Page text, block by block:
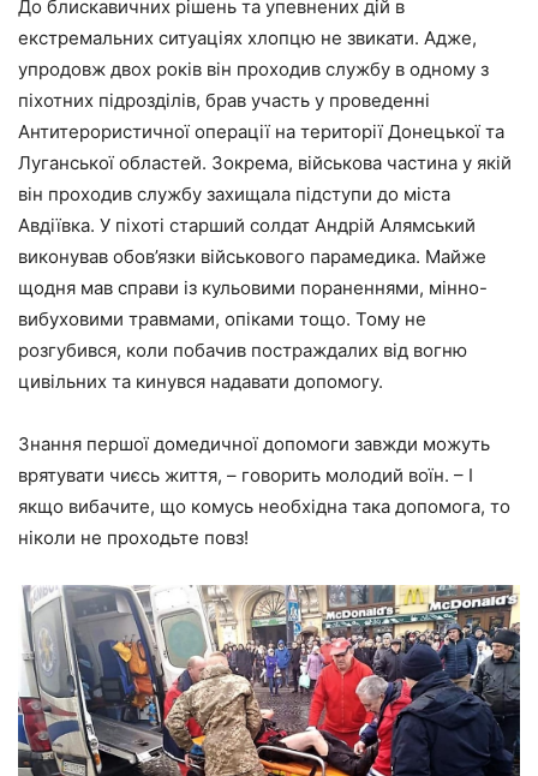
До блискавичних рішень та упевнених дій в
екстремальних ситуаціях хлопцю не звикати. Адже,
упродовж двох років він проходив службу в одному з
піхотних підрозділів, брав участь у проведенні
Антитерористичної операції на території Донецької та
Луганської областей. Зокрема, військова частина у якій
він проходив службу захищала підступи до міста
Авдіївка. У піхоті старший солдат Андрій Алямський
виконував обов’язки військового парамедика. Майже
щодня мав справи із кульовими пораненнями, мінно-
вибуховими травмами, опіками тощо. Тому не
розгубився, коли побачив постраждалих від вогню
цивільних та кинувся надавати допомогу.
Знання першої домедичної допомоги завжди можуть
врятувати чиєсь життя, – говорить молодий воїн. – І
якщо вибачите, що комусь необхідна така допомога, то
ніколи не проходьте повз!